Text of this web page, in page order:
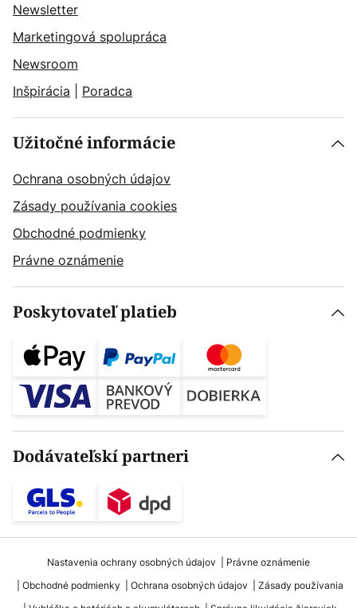
Newsletter
Marketingová spolupráca
Newsroom
Inšpirácia
Poradca
Užitočné informácie
Ochrana osobných údajov
Zásady používania cookies
Obchodné podmienky
Právne oznámenie
Poskytovateľ platieb
Dodávateľskí partneri
Nastavenia ochrany osobných údajov
Právne oznámenie
Obchodné podmienky
Ochrana osobných údajov
Zásady používania